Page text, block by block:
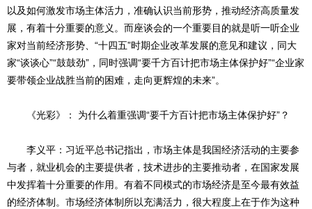
以及如何激发市场主体活力，准确认识当前形势，推动经济高质量发
展，有着十分重要的意义。而座谈会的一个重要目的就是听一听企业
家对当前经济形势、“十四五”时期企业改革发展的意见和建议，同大
家“谈谈心”“鼓鼓劲”，同时强调“要千方百计把市场主体保护好”“企业家
要带领企业战胜当前的困难，走向更辉煌的未来”。
《光彩》： 为什么着重强调“要千方百计把市场主体保护好”？
李义平：习近平总书记指出，市场主体是我国经济活动的主要参
与者，就业机会的主要提供者，技术进步的主要推动者，在国家发展
中发挥着十分重要的作用。有着不同模式的市场经济是至今最有效益
的经济体制。市场经济体制所以充满活力，很大程度上在于作为这种